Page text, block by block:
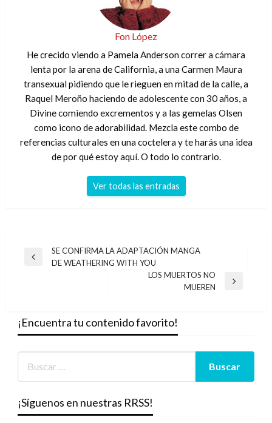
Fon López
He crecido viendo a Pamela Anderson correr a cámara
lenta por la arena de California, a una Carmen Maura
transexual pidiendo que le rieguen en mitad de la calle, a
Raquel Meroño haciendo de adolescente con 30 años, a
Divine comiendo excrementos y a las gemelas Olsen
como icono de adorabilidad. Mezcla este combo de
referencias culturales en una coctelera y te harás una idea
de por qué estoy aquí. O todo lo contrario.
Ver todas las entradas
Navegación
Entrada
SE CONFIRMA LA ADAPTACIÓN MANGA
DE WEATHERING WITH YOU
LOS MUERTOS NO
MUEREN
¡Encuentra tu contenido favorito!
¡Síguenos en nuestras RRSS!